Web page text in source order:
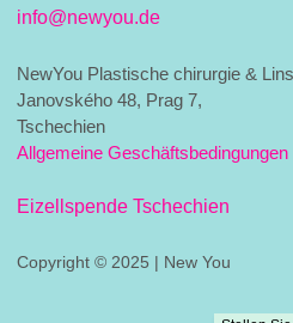
info@newyou.de
NewYou Plastische chirurgie &
Janovského 48, Prag 7,
Tschechien
Allgemeine Geschäftsbedingungen
Eizellspende Tschechien
Copyright © 2025 | New You